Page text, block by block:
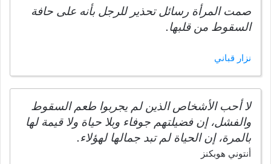
صمت المرأة رسائل تحذير للرجل بأنه على حافة
السقوط من قلبها.
نزار قباني
لا أحب الأشخاص الذين لم يجربوا طعم السقوط
والفشل، إن فضيلتهم جوفاء وبلا حياة ولا قيمة لها
بالمرة، إن الحياة لم تبد جمالها لهؤلاء.
أنتوني هوبكنز